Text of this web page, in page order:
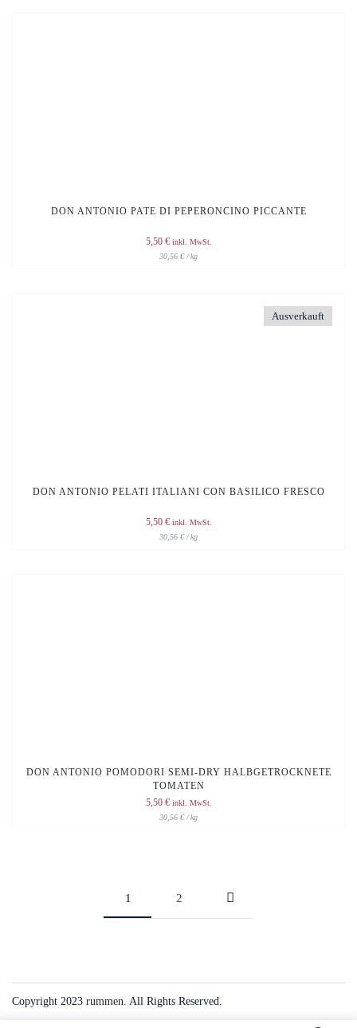
DON ANTONIO PATE DI PEPERONCINO PICCANTE
5,50 € inkl. MwSt.
30,56 € /kg
Ausverkauft
DON ANTONIO PELATI ITALIANI CON BASILICO FRESCO
5,50 € inkl. MwSt.
30,56 € /kg
DON ANTONIO POMODORI SEMI-DRY HALBGETROCKNETE
TOMATEN
5,50 € inkl. MwSt.
30,56 € /kg
1 2
Copyright 2023 rummen. All Rights Reserved.